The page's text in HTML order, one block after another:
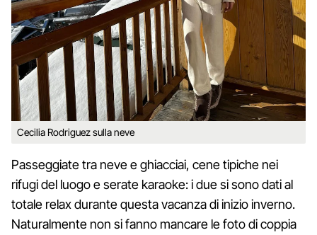
Cecilia Rodriguez sulla neve
Passeggiate tra neve e ghiacciai, cene tipiche nei
rifugi del luogo e serate karaoke: i due si sono dati al
totale relax durante questa vacanza di inizio inverno.
Naturalmente non si fanno mancare le foto di coppia